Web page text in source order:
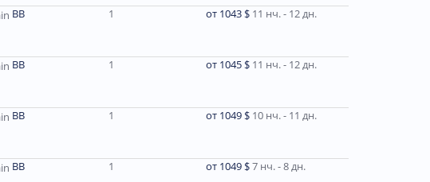
BB 1 от 1043 $ 11 нч. - 12 дн.
ВВ 1 от 1045 $ 11 нч. - 12 дн.
ВВ 1 от 1049 $ 10 нч. - 11 дн.
ВВ 1 от 1049 $7 нч. - 8 дн.